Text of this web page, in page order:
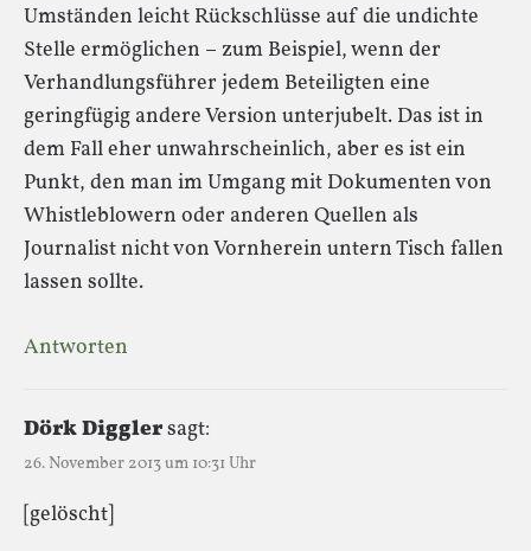
Umständen leicht Rückschlüsse auf die undichte
Stelle ermöglichen – zum Beispiel, wenn der
Verhandlungsführer jedem Beteiligten eine
geringfügig andere Version unterjubelt. Das ist in
dem Fall eher unwahrscheinlich, aber es ist ein
Punkt, den man im Umgang mit Dokumenten von
Whistleblowern oder anderen Quellen als
Journalist nicht von Vornherein untern Tisch fallen
lassen sollte.
Antworten
Dörk Digglersagt:
26. November 2013 um 10:31 Uhr
[gelöscht]